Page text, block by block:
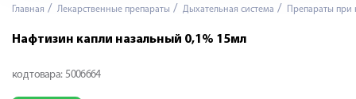
Главная Лекарственные препараты Дыхательная система Препараты при
Нафтизин капли назальный 0,1% 15мл
код товара: 5006664